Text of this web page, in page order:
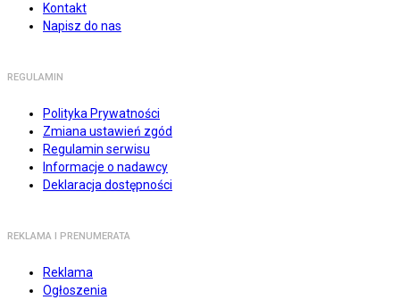
Kontakt
Napisz do nas
REGULAMIN
Polityka Prywatności
Zmiana ustawień zgód
Regulamin serwisu
Informacje o nadawcy
Deklaracja dostępności
REKLAMA I PRENUMERATA
Reklama
Ogłoszenia